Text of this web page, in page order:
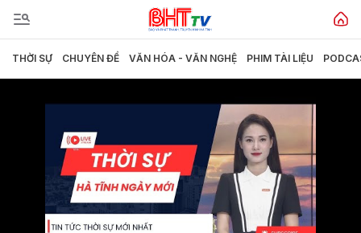
THỜI SỰ CHUYÊN ĐỀ VĂN HÓA - VĂN NGHỆ PHIM TÀI LIỆU